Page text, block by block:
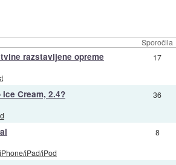
Sporočila
razstavljene opreme 17
Cream, 2.4? 36
iPad/iPod
8